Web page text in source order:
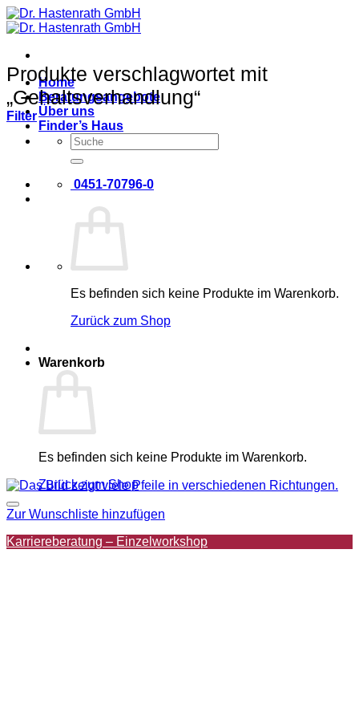
Zum
Inhalt
Home
Beratungsangebote
Über uns
Finder’s Haus
Suche
nach:
0451-70796-0
Es befinden sich keine Produkte im Warenkorb.
Zurück zum Shop
Warenkorb
Es befinden sich keine Produkte im Warenkorb.
Zurück zum Shop
Produkte verschlagwortet mit
„Gehaltsverhandlung“
Filter
Zur Wunschliste hinzufügen
Karriereberatung – Einzelworkshop